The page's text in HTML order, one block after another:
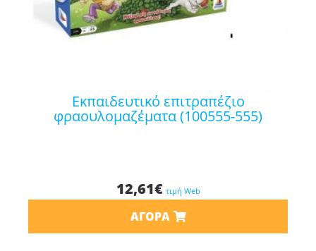
εκπαιδευτικό επιτραπέζιο
φραουλομαζέματα (100555-555)
12,61€ τιμή Web
ΑΓΟΡΆ